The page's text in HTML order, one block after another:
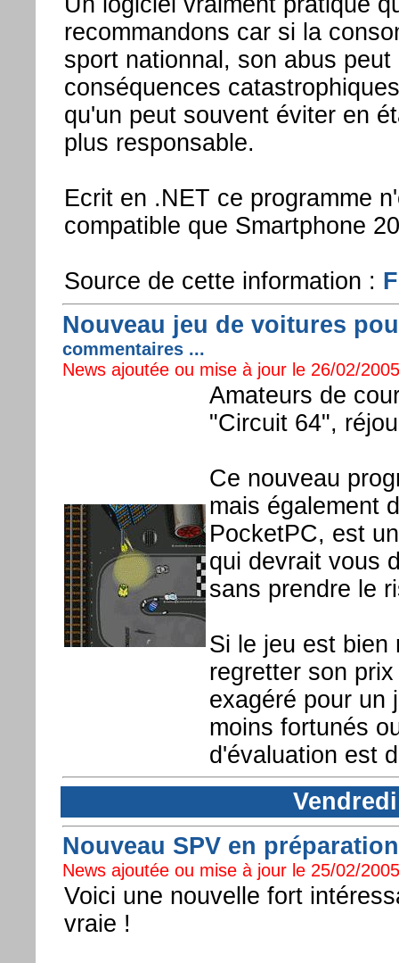
recommandons car si la
sport nationnal, son abus peut
conséquences
qu'un peut souvent éviter en
plus responsable.
Ecrit en .NET ce programme
compatible que Smartphone
Source de cette information :
Nouveau jeu de voitures
commentaires ...
News ajoutée ou mise à jour le 26/02/
Amateurs de
"Circuit 64",
Ce nouveau
mais également
PocketPC, est
qui devrait vous
sans prendre le
Si le jeu est bien
regretter son
exagéré pour un
moins fortunés
d'évaluation est
Nouveau SPV en
News ajoutée ou mise à jour le 25/02/
Voici une nouvelle fort
vraie !